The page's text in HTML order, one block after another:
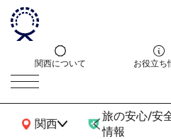
関西について お役立ち
関西
関西広域MAP
旅の安心/安
情報